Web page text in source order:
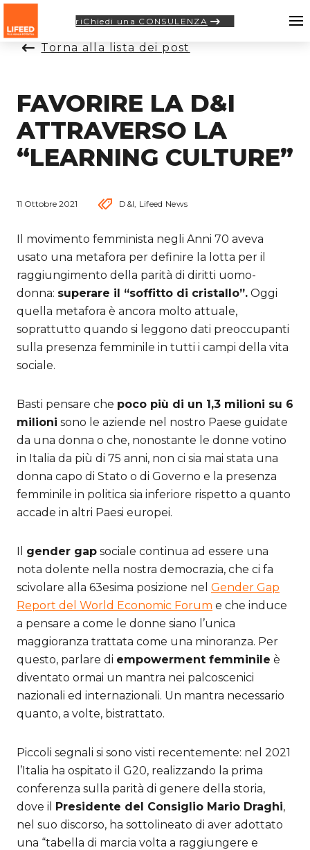
riChiedi una CONSULENZA
Torna alla lista dei post
FAVORIRE LA D&I
ATTRAVERSO LA
“LEARNING CULTURE”
11 Ottobre 2021 D&I, Lifeed News
Il movimento femminista negli Anni 70 aveva
usato una metafora per definire la lotta per il
raggiungimento della parità di diritti uomo-
donna: superare il “soffitto di cristallo”. Oggi
quella metafora è ancora molto attuale,
soprattutto quando si leggono dati preoccupanti
sulla presenza femminile in tutti i campi della vita
sociale.
Basti pensare che poco più di un 1,3 milioni su 6
milioni sono le aziende nel nostro Paese guidate
da una donna o che, nonostante le donne votino
in Italia da più di 75 anni, non ci sia mai stata una
donna capo di Stato o di Governo e la presenza
femminile in politica sia inferiore rispetto a quanto
accade in altri Paesi europei.
Il gender gap sociale continua ad essere una
nota dolente nella nostra democrazia, che ci fa
scivolare alla 63esima posizione nel Gender Gap
Report del World Economic Forum e che induce
a pensare a come le donne siano l’unica
maggioranza trattata come una minoranza. Per
questo, parlare di empowerment femminile è
diventato ormai un mantra nei palcoscenici
nazionali ed internazionali. Un mantra necessario
quanto, a volte, bistrattato.
Piccoli segnali si sono visti recentemente: nel 2021
l’Italia ha ospitato il G20, realizzando la prima
conferenza sulla parità di genere della storia,
dove il Presidente del Consiglio Mario Draghi,
nel suo discorso, ha sottolineato di aver adottato
una “tabella di marcia volta a raggiungere e